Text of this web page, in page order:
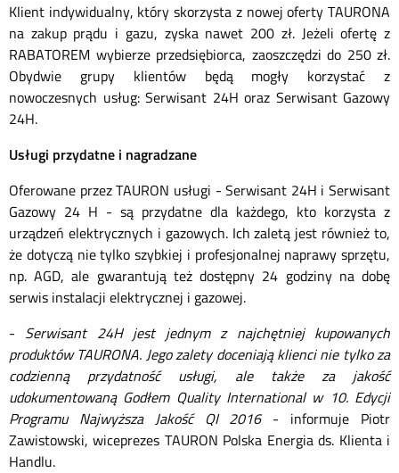
Klient indywidualny, który skorzysta z nowej oferty TAURONA
na zakup prądu i gazu, zyska nawet 200 zł. Jeżeli ofertę z
RABATOREM wybierze przedsiębiorca, zaoszczędzi do 250 zł.
Obydwie grupy klientów będą mogły korzystać z
nowoczesnych usług: Serwisant 24H oraz Serwisant Gazowy
24H.
Usługi przydatne i nagradzane
Oferowane przez TAURON usługi - Serwisant 24H i Serwisant
Gazowy 24 H - są przydatne dla każdego, kto korzysta z
urządzeń elektrycznych i gazowych. Ich zaletą jest również to,
że dotyczą nie tylko szybkiej i profesjonalnej naprawy sprzętu,
np. AGD, ale gwarantują też dostępny 24 godziny na dobę
serwis instalacji elektrycznej i gazowej.
- Serwisant 24H jest jednym z najchętniej kupowanych
produktów TAURONA. Jego zalety doceniają klienci nie tylko za
codzienną przydatność usługi, ale także za jakość
udokumentowaną Godłem Quality International w 10. Edycji
Programu Najwyższa Jakość QI 2016 - informuje Piotr
Zawistowski, wiceprezes TAURON Polska Energia ds. Klienta i
Handlu.